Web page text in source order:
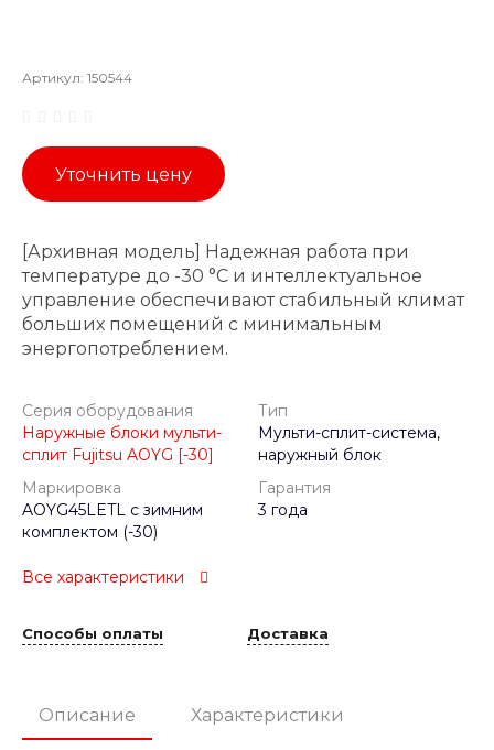
Артикул: 150544
Уточнить цену
[Архивная модель] Надежная работа при
температуре до -30 °C и интеллектуальное
управление обеспечивают стабильный климат
больших помещений с минимальным
энергопотреблением.
Серия оборудования
Наружные блоки мульти-
сплит Fujitsu AOYG [-30]
Тип
Мульти-сплит-система,
наружный блок
Маркировка
AOYG45LETL с зимним
комплектом (-30)
Гарантия
3 года
Все характеристики
Способы оплаты Доставка
Описание Характеристики